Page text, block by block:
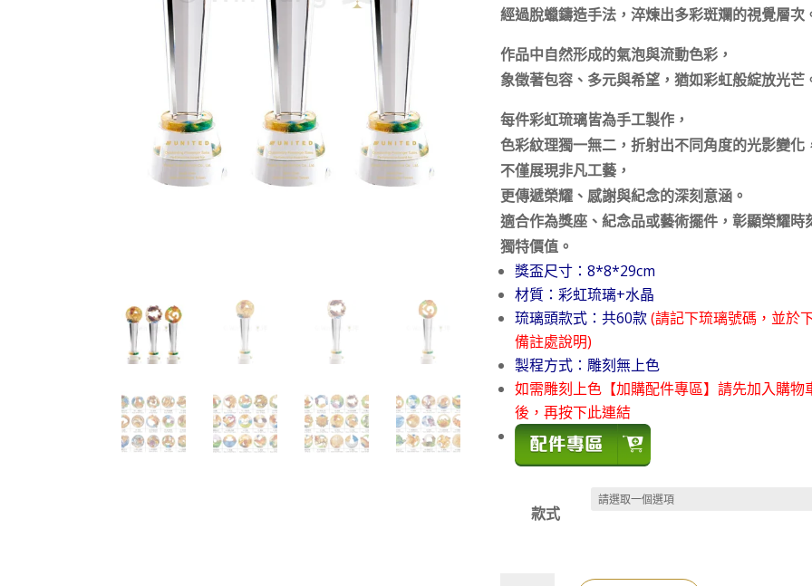
經過脫蠟鑄造手法，淬煉出多彩斑斕的視覺層次
作品中自然形成的氣泡與流動色彩，
象徵著包容、多元與希望，猶如彩虹般綻放光芒
每件彩虹琉璃皆為手工製作，
色彩紋理獨一無二，折射出不同角度的光影變化
不僅展現非凡工藝，
更傳遞榮耀、感謝與紀念的深刻意涵。
適合作為獎座、紀念品或藝術擺件，彰顯榮耀時
獨特價值。
獎盃尺寸：8*8*29cm
材質：彩虹琉璃+水晶
琉璃頭款式：共60款(請記下琉璃號碼，並於
備註處說明)
製程方式：雕刻無上色
如需雕刻上色【加購配件專區】請先加入購物
後，再按下此連結
款式